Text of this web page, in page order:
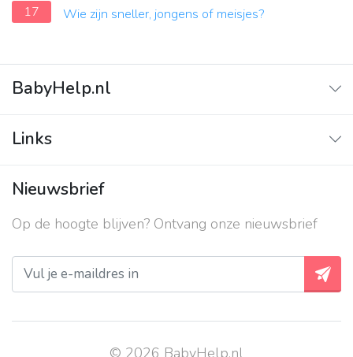
17
Wie zijn sneller, jongens of meisjes?
BabyHelp.nl
Vraag & Antwoord
Links
Contact
Over ons
Privacy beleid
Nieuwsbrief
Op de hoogte blijven? Ontvang onze nieuwsbrief
© 2026 BabyHelp.nl